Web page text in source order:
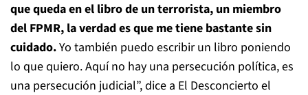
que queda en el libro de un terrorista, un miembro
del FPMR, la verdad es que me tiene bastante sin
cuidado.Yo también puedo escribir un libro poniendo
lo que quiero. Aquí no hay una persecución política, es
una persecución judicial”, dice a El Desconcierto el